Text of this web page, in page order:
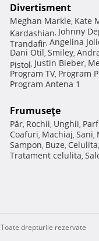
Divertisment
Meghan Markle, Kate
Kardashian, Johnny
Trandafir, Angelina
Dani Otil, Smiley,
Pistol, Justin Bieber,
Program TV, Program
Program Antena 1
Frumuseţe
Păr, Rochii, Unghii,
Coafuri, Machiaj, Sani,
Sampon, Buze, Celulita,
Tratament celulita,
Toate drepturile rezervate